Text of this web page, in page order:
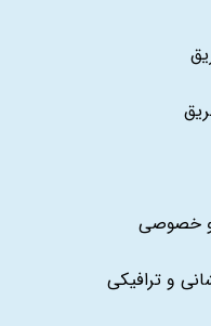
و خصوصی
و ترافیکی